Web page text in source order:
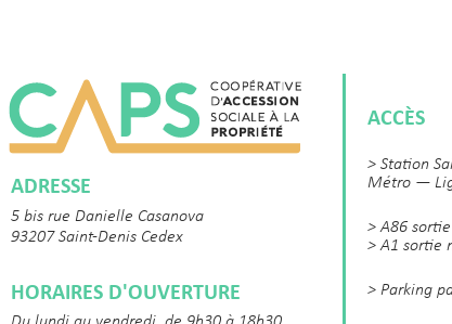
ADRESSE
5 bis rue Danielle Casanova
93207 Saint-Denis Cedex
HORAIRES D'OUVERTURE
ACCÈS
> Station
Métro —
> A86
> A1 sortie
> Parking